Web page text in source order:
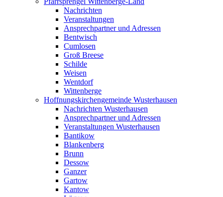
Nachrichten
Veranstaltungen
Ansprechpartner und Adressen
Bentwisch
Cumlosen
Groß Breese
Schilde
Weisen
Wentdorf
Wittenberge
Hoffnungskirchengemeinde Wusterhausen
Nachrichten Wusterhausen
Ansprechpartner und Adressen
Veranstaltungen Wusterhausen
Bantikow
Blankenberg
Brunn
Dessow
Ganzer
Gartow
Kantow